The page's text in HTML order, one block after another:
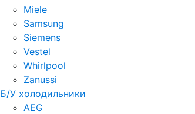
Miele
Samsung
Siemens
Vestel
Whirlpool
Zanussi
Б/У холодильники
AEG